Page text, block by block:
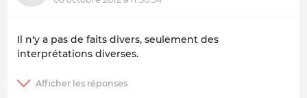
Il n'y a pas de faits divers, seulement des
interprétations diverses.